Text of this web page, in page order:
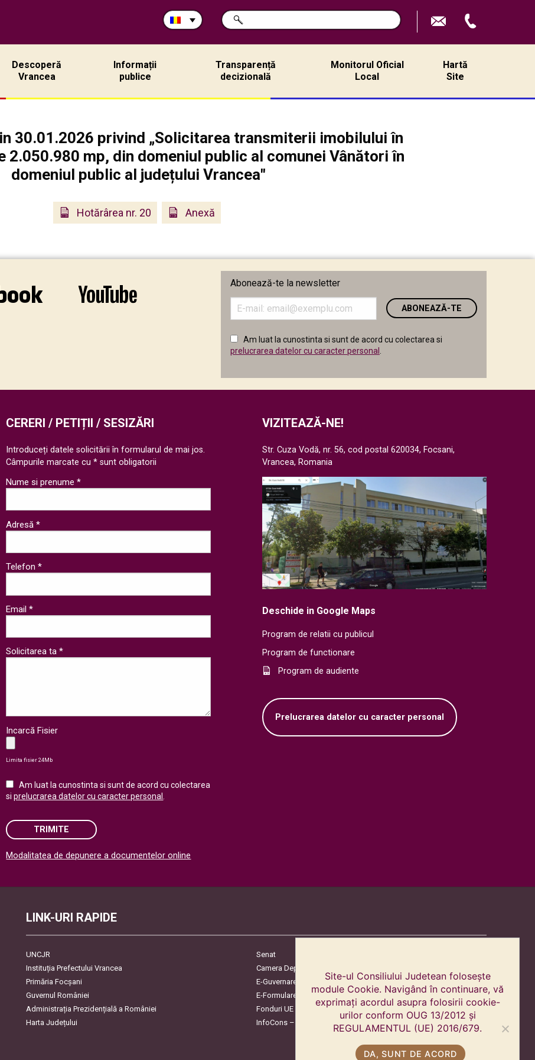
Caută
în
CAUTĂ
Descoperă
Vrancea
Informații
publice
Transparență
decizională
Monitorul Oficial
Local
Hartă
Site
30.01.2026 privind „Solicitarea transmiterii imobilului în
2.050.980 mp, din domeniul public al comunei Vânători în
domeniul public al județului Vrancea"
Hotărârea nr. 20 Anexă
Abonează-te la newsletter
adresa
email
în
câmpul
Am luat la cunostinta si sunt de acord cu colectarea si
prelucrarea datelor cu caracter personal .
VIZITEAZĂ-NE!
Str. Cuza Vodă, nr. 56, cod postal 620034, Focsani,
Vrancea, Romania
Deschide in Google Maps
Program de relatii cu publicul
Program de functionare
Program de audiente
Prelucrarea datelor cu caracter personal
CERERI / PETIȚII / SESIZĂRI
Introduceți datele solicitării în formularul de mai jos.
Câmpurile marcate cu * sunt obligatorii
Nume si prenume *
Adresă *
Telefon *
Email *
Solicitarea ta *
Incarcă Fisier
Limita fisier 24Mb
Am luat la cunostinta si sunt de acord cu colectarea
siprelucrarea datelor cu caracter personal.
TRIMITE
Modalitatea de depunere a documentelor online
LINK-URI RAPIDE
UNCJR
Senat
Instituția Prefectului Vrancea
Camera Deputaților
Primăria Focşani
E-Guvernare
Guvernul României
E-Formulare
Administrația Prezidențială a României
Fonduri UE
Harta Județului
InfoCons – Protecția Consumatorilor
Site-ul Consiliului Judetean folosește
module Cookie. Navigând în continuare, vă
exprimați acordul asupra folosirii cookie-
urilor conform OUG 13/2012 și
REGULAMENTUL (UE) 2016/679.
DA, SUNT DE ACORD